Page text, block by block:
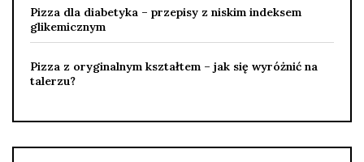
Pizza dla diabetyka – przepisy z niskim indeksem
glikemicznym
Pizza z oryginalnym kształtem – jak się wyróżnić na
talerzu?